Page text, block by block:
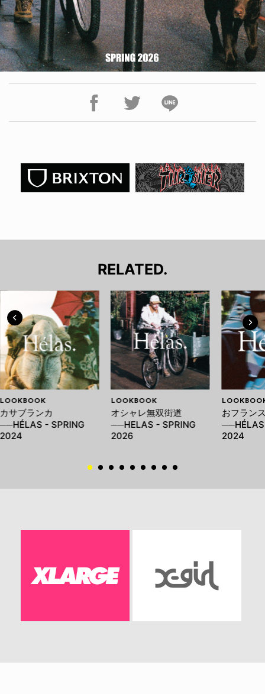
RELATED.
LOOKBOOK
カサブランカ
──HÉLAS - SPRING
2024
LOOKBOOK
オシャレ無双街道
──HELAS - SPRING
2026
おフラン
2024